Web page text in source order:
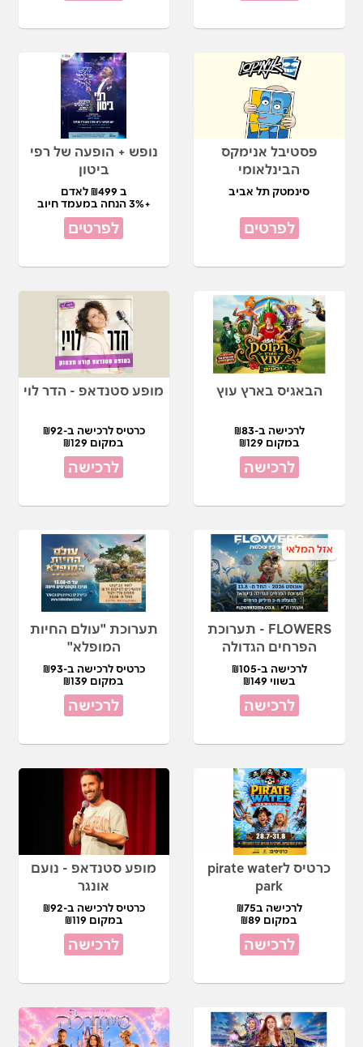
פסטיבל אנימקס
הבינלאומי
סינמטק תל אביב
לפרטים
נופש + הופעה של רפי
ביטון
ב ₪499 לאדם
+3% הנחה במעמד חיוב
לפרטים
הבאגיס בארץ עוץ
לרכישה ב-₪83
במקום ₪129
לרכישה
מופע סטנדאפ - הדר לוי
כרטיס לרכישה ב-₪92
במקום ₪129
לרכישה
FLOWERS - תערוכת
הפרחים הגדולה
לרכישה ב-₪105
בשווי ₪149
לרכישה
אזל המלאי
תערוכת "עולם החיות
המופלא"
כרטיס לרכישה ב-₪93
במקום ₪139
לרכישה
כרטיס לpirate water
park
לרכישה ב₪75
במקום ₪89
לרכישה
מופע סטנדאפ - נועם
אונגר
כרטיס לרכישה ב-₪92
במקום ₪119
לרכישה